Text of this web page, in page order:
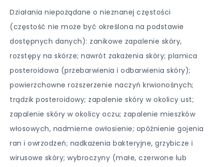
Działania niepożądane o nieznanej częstości
(częstość nie może być określona na podstawie
dostępnych danych): zanikowe zapalenie skóry,
rozstępy na skórze; nawrót zakażenia skóry; plamica
posteroidowa (przebarwienia i odbarwienia skóry);
powierzchowne rozszerzenie naczyń krwionośnych;
trądzik posteroidowy; zapalenie skóry w okolicy ust;
zapalenie skóry w okolicy oczu; zapalenie mieszków
włosowych, nadmierne owłosienie; opóźnienie gojenia
ran i owrzodzeń; nadkażenia bakteryjne, grzybicze i
wirusowe skóry; wybroczyny (małe, czerwone lub